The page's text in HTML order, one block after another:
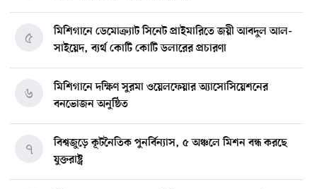
মিশিগানে ডেমোক্র্যাট সিনেট প্রাইমারিতে জয়ী আবদুল আল-
সাইয়েদ, ব্যর্থ কোটি কোটি ডলারের প্রচারণা
৫
মিশিগানে দক্ষিণ সুরমা ওয়েলফেয়ার অ্যাসোসিয়েশনের
বনভোজন অনুষ্ঠিত
৬
বিশ্বজুড়ে কূটনৈতিক পুনর্বিন্যাস, ৫ অঞ্চলে মিশন বন্ধ করছে
যুক্তরাষ্ট্র
৭